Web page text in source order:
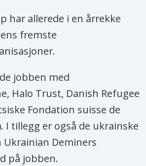
har allerede i en årrekke
fremste
jobben med
Halo Trust, Danish Refugee
Fondation suisse de
I tillegg er også de ukrainske
Ukrainian Deminers
på jobben.